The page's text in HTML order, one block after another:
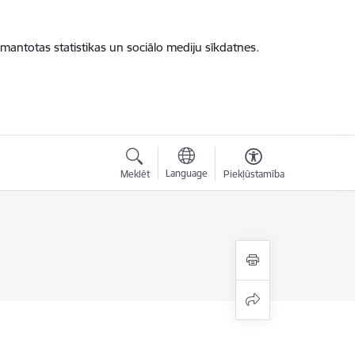
statistikas un sociālo mediju sīkdatnes.
Meklēt Language Piekļūstamība